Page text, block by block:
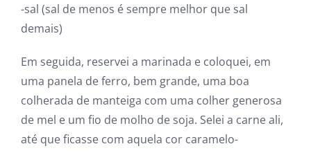
-sal (sal de menos é sempre melhor que sal
demais)
Em seguida, reservei a marinada e coloquei, em
uma panela de ferro, bem grande, uma boa
colherada de manteiga com uma colher generosa
de mel e um fio de molho de soja. Selei a carne ali,
até que ficasse com aquela cor caramelo-